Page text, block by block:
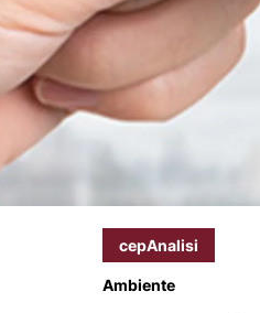
cepAnalisi
Ambiente